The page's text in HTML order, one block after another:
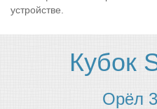
устройстве.
Кубок
Орёл